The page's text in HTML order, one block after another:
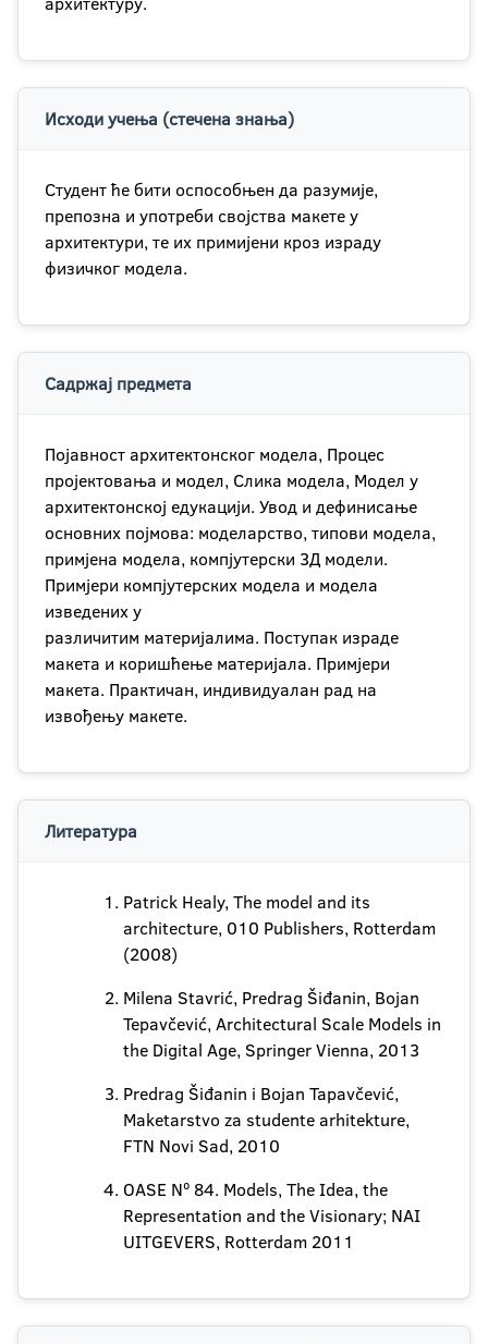
Исходи учења (стечена знања)
Студент ће бити оспособњен да разумије,
препозна и употреби својства макете у
архитектури, те их примијени кроз израду
физичког модела.
Садржај предмета
Појавност архитектонског модела, Процес
пројектовања и модел, Слика модела, Модел у
архитектонској едукацији. Увод и дефинисање
основних појмова: моделарство, типови модела,
примјена модела, компјутерски 3Д модели.
Примјери компјутерских модела и модела
изведених у
различитим материјалима. Поступак израде
макета и коришћење материјала. Примјери
макета. Практичан, индивидуалан рад на
извођењу макете.
Литература
Patrick Healy, The model and its
architecture, 010 Publishers, Rotterdam
(2008)
Milena Stavrić, Predrag Šiđanin, Bojan
Tepavčević, Architectural Scale Models in
the Digital Age, Springer Vienna, 2013
Predrag Šiđanin i Bojan Tapavčević,
Maketarstvo za studente arhitekture,
FTN Novi Sad, 2010
OASE Nº 84. Models, The Idea, the
Representation and the Visionary; NAI
UITGEVERS, Rotterdam 2011